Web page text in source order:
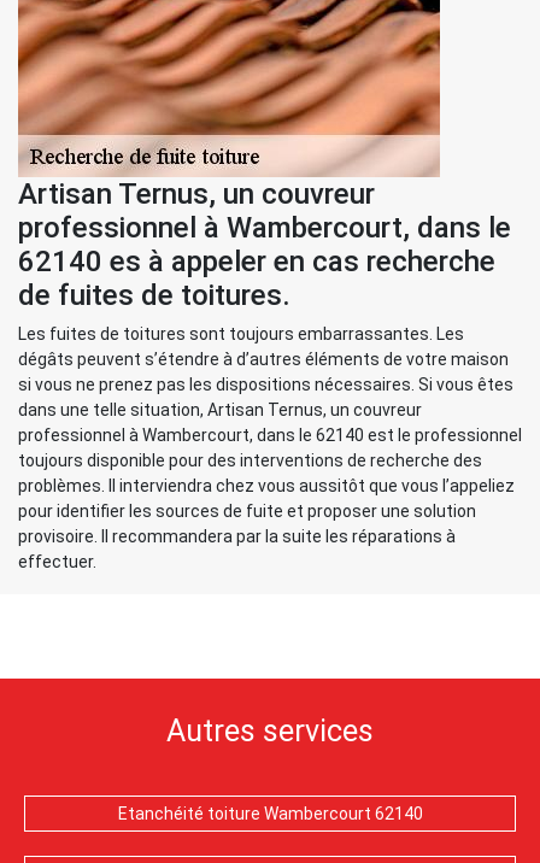
Artisan Ternus, un couvreur
professionnel à Wambercourt, dans le
62140 es à appeler en cas recherche
de fuites de toitures.
Les fuites de toitures sont toujours embarrassantes. Les
dégâts peuvent s’étendre à d’autres éléments de votre maison
si vous ne prenez pas les dispositions nécessaires. Si vous êtes
dans une telle situation, Artisan Ternus, un couvreur
professionnel à Wambercourt, dans le 62140 est le professionnel
toujours disponible pour des interventions de recherche des
problèmes. Il interviendra chez vous aussitôt que vous l’appeliez
pour identifier les sources de fuite et proposer une solution
provisoire. Il recommandera par la suite les réparations à
effectuer.
Autres services
Etanchéité toiture Wambercourt 62140